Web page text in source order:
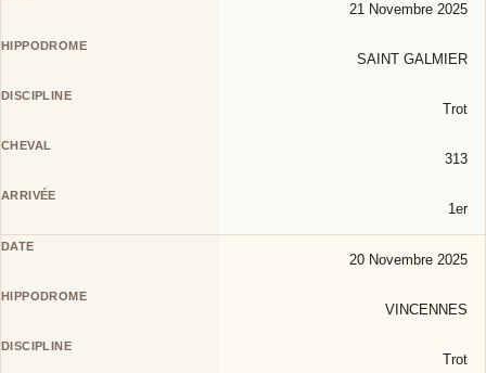
21 Novembre 2025
SAINT GALMIER
Trot
313
1er
20 Novembre 2025
VINCENNES
Trot